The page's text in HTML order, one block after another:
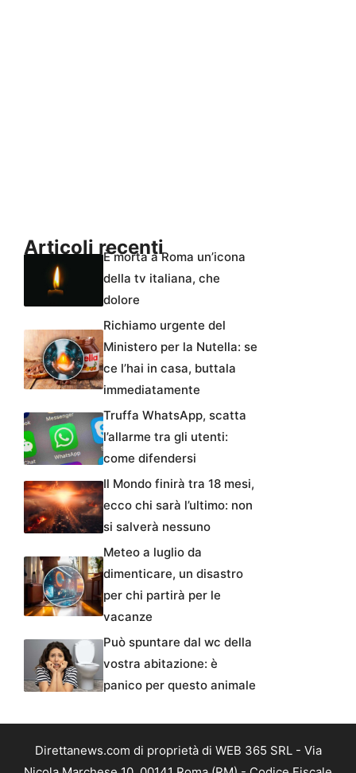
Articoli recentiÈ morta a Roma un’icona
della tv italiana, che
dolore
Richiamo urgente del
Ministero per la Nutella: se
ce l’hai in casa, buttala
immediatamente
Truffa WhatsApp, scatta
l’allarme tra gli utenti:
come difendersi
Il Mondo finirà tra 18 mesi,
ecco chi sarà l’ultimo: non
si salverà nessuno
Meteo a luglio da
dimenticare, un disastro
per chi partirà per le
vacanze
Può spuntare dal wc della
vostra abitazione: è
panico per questo animale
Direttanews.com di proprietà di WEB 365 SRL - Via